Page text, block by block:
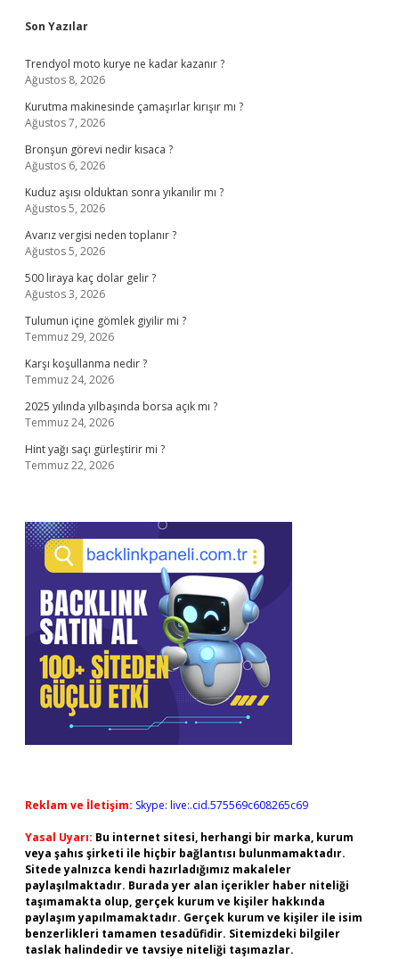
Sidebar
Son Yazılar
Trendyol moto kurye ne kadar kazanır ?
Ağustos 8, 2026
Kurutma makinesinde çamaşırlar kırışır mı ?
Ağustos 7, 2026
Bronşun görevi nedir kısaca ?
Ağustos 6, 2026
Kuduz aşısı olduktan sonra yıkanılır mı ?
Ağustos 5, 2026
Avarız vergisi neden toplanır ?
Ağustos 5, 2026
500 liraya kaç dolar gelir ?
Ağustos 3, 2026
Tulumun içine gömlek giyilir mi ?
Temmuz 29, 2026
Karşı koşullanma nedir ?
Temmuz 24, 2026
2025 yılında yılbaşında borsa açık mı ?
Temmuz 24, 2026
Hint yağı saçı gürleştirir mi ?
Temmuz 22, 2026
Reklam ve İletişim: Skype: live:.cid.575569c608265c69
Yasal Uyarı: Bu internet sitesi, herhangi bir marka, kurum
veya şahıs şirketi ile hiçbir bağlantısı bulunmamaktadır.
Sitede yalnızca kendi hazırladığımız makaleler
paylaşılmaktadır. Burada yer alan içerikler haber niteliği
taşımamakta olup, gerçek kurum ve kişiler hakkında
paylaşım yapılmamaktadır. Gerçek kurum ve kişiler ile isim
benzerlikleri tamamen tesadüfidir. Sitemizdeki bilgiler
taslak halindedir ve tavsiye niteliği taşımazlar.